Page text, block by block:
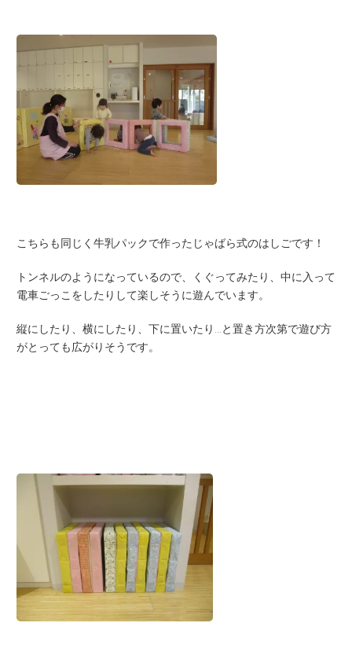
こちらも同じく牛乳パックで作ったじゃばら式のはしごです！
トンネルのようになっているので、くぐってみたり、中に入って
電車ごっこをしたりして楽しそうに遊んでいます。
縦にしたり、横にしたり、下に置いたり…と置き方次第で遊び方
がとっても広がりそうです。